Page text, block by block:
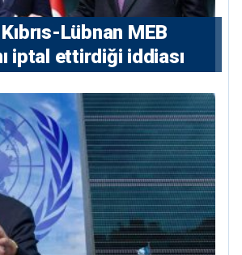
Lübnan MEB
iptal ettirdiği iddiası